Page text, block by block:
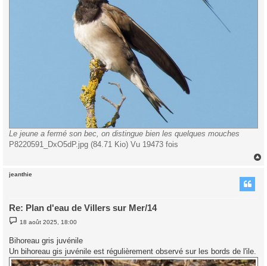
Le jeune a fermé son bec, on distingue bien les quelques mouches
P8220591_DxO5dP.jpg (84.71 Kio) Vu 19473 fois
jeanthie
Re: Plan d'eau de Villers sur Mer/14
M
e
s
a
g
e
18 août 2025, 18:00
Bihoreau gris juvénile
Un bihoreau gis juvénile est régulièrement observé sur les bords de l'ile.